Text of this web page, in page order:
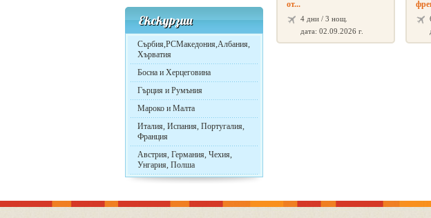
Екскурзии
Сърбия,РСМакедония,Албания,
Хърватия
Босна и Херцеговина
Гърция и Румъния
Мароко и Малта
Италия, Испания, Португалия,
Франция
Австрия, Германия, Чехия,
Унгария, Полша
от...
4 дни / 3 нощ.
дата: 02.09.2026 г.